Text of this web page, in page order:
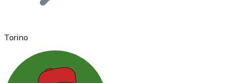
Torino